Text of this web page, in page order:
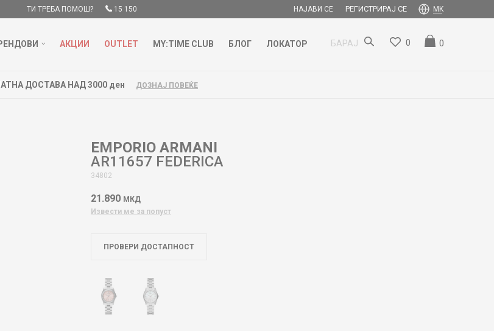
ТИ ТРЕБА ПОМОШ? 15 150 НАЈАВИ СЕ РЕГИСТРИРАЈ СЕ MK
АКЦИИ OUTLET MY:TIME CLUB БЛОГ ЛОКАТОР БАРАЈ 0
0
ДОСТАВА НАД 3000 ден ДОЗНАЈ ПОВЕЌЕ
EMPORIO ARMANI
AR11657 FEDERICA
34802
21.890 МКД
Извести ме за попуст
ПРОВЕРИ ДОСТАПНОСТ